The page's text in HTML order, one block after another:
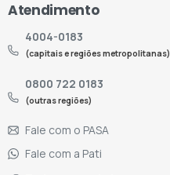
Atendimento
4004-0183
(capitais e regiões metropolitanas)
0800 722 0183
(outras regiões)
Fale com o PASA
Fale com a Pati